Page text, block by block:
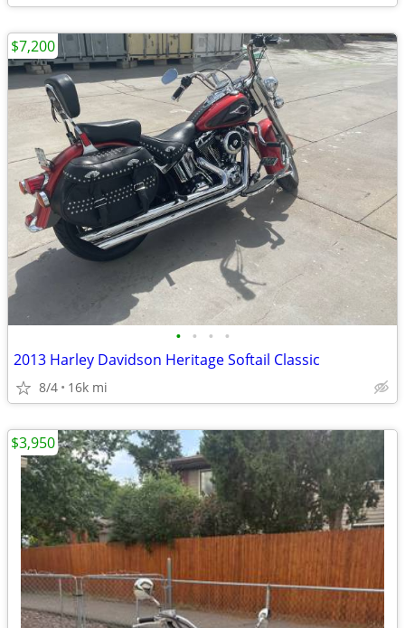
• • • •
2013 Harley Davidson Heritage Softail Classic
8/4 16k mi
$7,200
$3,950